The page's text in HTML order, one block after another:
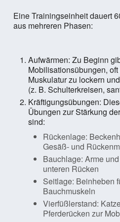
Eine Trainingseinheit dauert
aus mehreren Phasen:
Aufwärmen: Zu Beginn
Mobilisationsübungen,
Muskulatur zu lockern
(z. B. Schulterkreisen,
Kräftigungsübungen:
Übungen zur Stärkung
sind:
Rückenlage:
Gesäß- und
Bauchlage: Arme
unteren Rücken
Seitlage: Beinheben
Bauchmuskeln
Vierfüßlerstand:
Pferderücken zur